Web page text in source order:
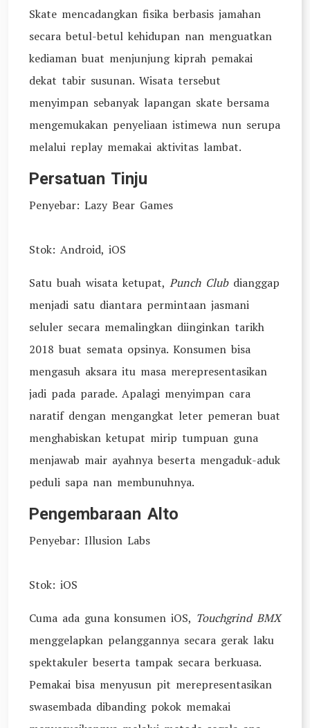
Skate mencadangkan fisika berbasis jamahan
secara betul-betul kehidupan nan menguatkan
kediaman buat menjunjung kiprah pemakai
dekat tabir susunan. Wisata tersebut
menyimpan sebanyak lapangan skate bersama
mengemukakan penyeliaan istimewa nun serupa
melalui replay memakai aktivitas lambat.
Persatuan Tinju
Penyebar: Lazy Bear Games
Stok: Android, iOS
Satu buah wisata ketupat, Punch Club dianggap
menjadi satu diantara permintaan jasmani
seluler secara memalingkan diinginkan tarikh
2018 buat semata opsinya. Konsumen bisa
mengasuh aksara itu masa merepresentasikan
jadi pada parade. Apalagi menyimpan cara
naratif dengan mengangkat leter pemeran buat
menghabiskan ketupat mirip tumpuan guna
menjawab mair ayahnya beserta mengaduk-aduk
peduli sapa nan membunuhnya.
Pengembaraan Alto
Penyebar: Illusion Labs
Stok: iOS
Cuma ada guna konsumen iOS, Touchgrind BMX
menggelapkan pelanggannya secara gerak laku
spektakuler beserta tampak secara berkuasa.
Pemakai bisa menyusun pit merepresentasikan
swasembada dibanding pokok memakai